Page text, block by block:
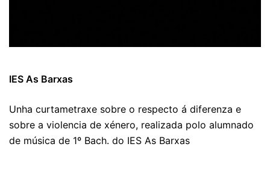
IES As Barxas
Unha curtametraxe sobre o respecto á diferenza e
sobre a violencia de xénero, realizada polo alumnado
de música de 1º Bach. do IES As Barxas